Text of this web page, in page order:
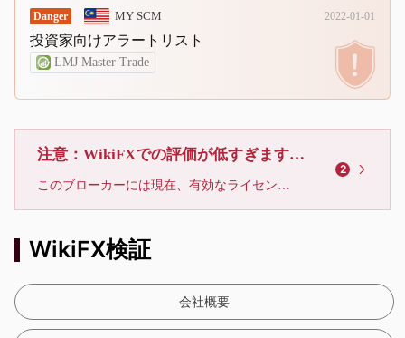
8
Danger MY SCM 2022-01-01
投資家向けアラートリスト
LMJ Master Trade
注意：WikiFXでの評価が低すぎます、利用しないでください
このブローカーには現在、有効なライセンスが確認されていません。リスクにご注意下さい！
2
WikiFX検証
会社概要